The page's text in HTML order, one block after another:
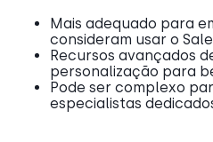
Mais adequado para
consideram usar o
Recursos avançados
personalização para
Pode ser complexo
especialistas